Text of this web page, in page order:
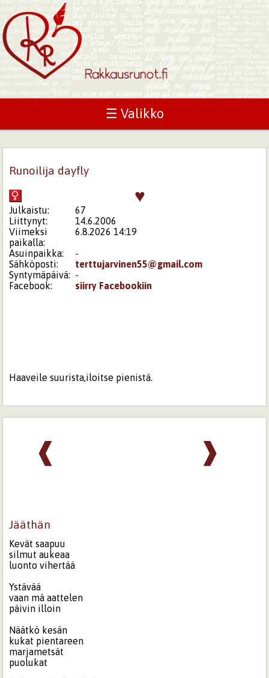
☰ Valikko
Runoilija dayfly
♥
Julkaistu:
67
Liittynyt:
14.6.2006
Viimeksi
paikalla:
6.8.2026 14:19
Asuinpaikka:
-
Sähköposti:
terttujarvinen55@gmail.com
Syntymäpäivä: -
Facebook:
siirry Facebookiin
Haaveile suurista,iloitse pienistä.
❱
❰
Jääthän
Kevät saapuu
silmut aukeaa
luonto vihertää
Ystävää
vaan mä aattelen
päivin illoin
Näätkö kesän
kukat pientareen
marjametsät
puolukat